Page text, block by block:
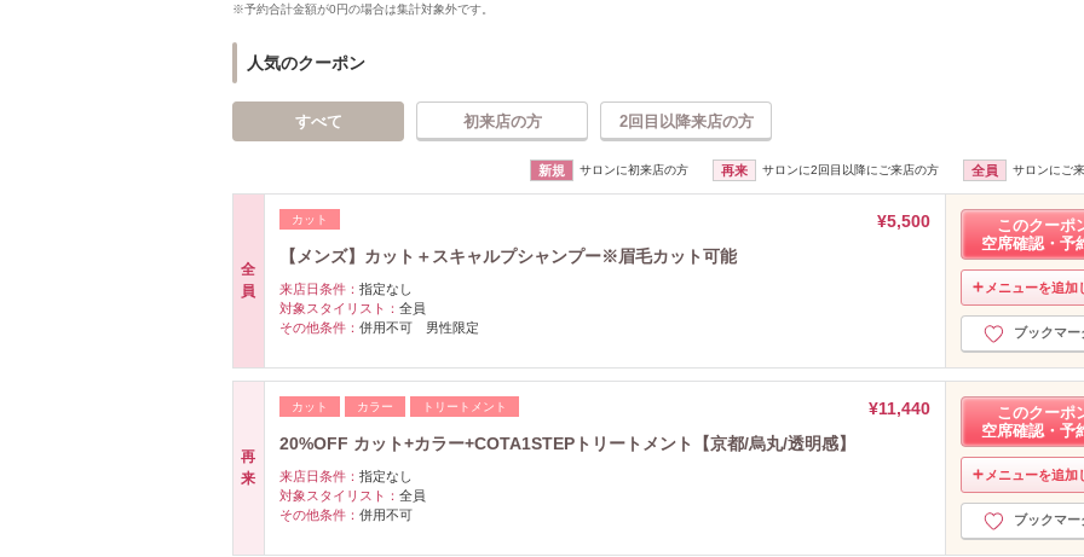
※予約合計金額が0円の場合は集計対象外です。
人気のクーポン
すべて 初来店の方 2回目以降来店の方
新規 サロンに初来店の方 再来 サロンに2回目以降にご来店の方 全員 サロンにご
全
員
カット
¥5,500
【メンズ】カット＋スキャルプシャンプー※眉毛カット可能
来店日条件： 指定なし
対象スタイリスト： 全員
その他条件： 併用不可 男性限定
このクーポ
空席確認・予
メニューを追加
ブックマー
再
来
カット カラー トリートメント
¥11,440
20%OFF カット+カラー+COTA1STEPトリートメント【京都/烏丸/透明感】
来店日条件： 指定なし
対象スタイリスト： 全員
その他条件： 併用不可
このクーポ
空席確認・予
メニューを追加
ブックマー